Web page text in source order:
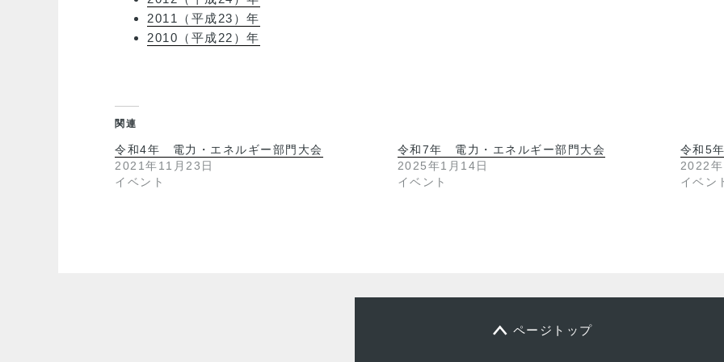
2011（平成23）年
2010（平成22）年
関連
令和4年 電力・エネルギー部門大会
2021年11月23日
イベント
令和7年 電力・エネルギー部門大会
2025年1月14日
イベント
令和5
2022
イベン
ページトップ